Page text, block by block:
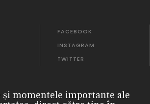
FACEBOOK
INSTAGRAM
TWITTER
momentele importante ale